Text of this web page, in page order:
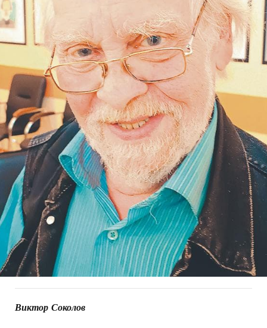
Виктор Соколов